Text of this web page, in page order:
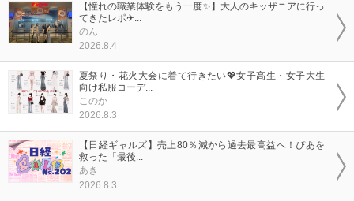
【憧れの職業体験をもう一度✨】大人のキッザニアに行っ
てきたレポ✈...
のん
2026.8.4
夏祭り・花火大会に着て行きたい💖女子高生・女子大生
向け私服コーデ...
このか
2026.8.3
【日経ギャルズ】売上80％減から過去最高益へ！ぴあを
救った「最後...
あき
2026.8.3